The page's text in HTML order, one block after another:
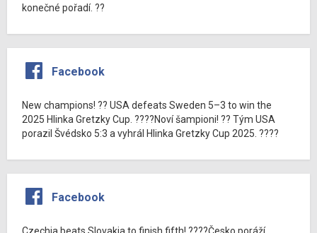
konečné pořadí. ??
Facebook
New champions! ?? USA defeats Sweden 5–3 to win the
2025 Hlinka Gretzky Cup. ????Noví šampioni! ?? Tým USA
porazil Švédsko 5:3 a vyhrál Hlinka Gretzky Cup 2025. ????
Facebook